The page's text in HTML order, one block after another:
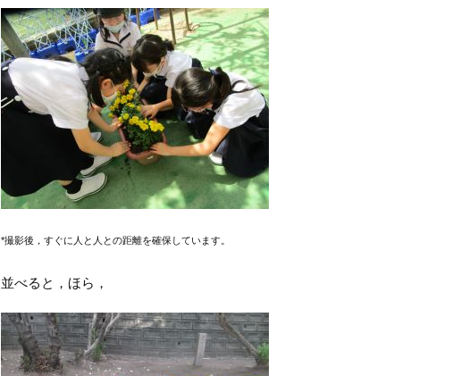
*撮影後，すぐに人と人との距離を確保しています。
並べると，ほら，